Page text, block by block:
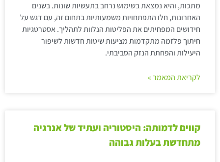
מתכות, והיא נמצאת בשימוש נרחב בתעשיות שונות. בשנים
האחרונות, חלו התפתחויות משמעותיות בתחום זה, עם דגש על
חידושים המפחיתים את הפליטות הנלוות לתהליך. אסטרטגיות
חיתוך פלזמה מתקדמות מציעות שיטות חדשות לשיפור
היעילות והפחתת הנזק הסביבתי.
לקריאת המאמר »
קווים לדמותה: היסטוריה ועתיד של אנרגיה
מתחדשת בעלות גבוהה